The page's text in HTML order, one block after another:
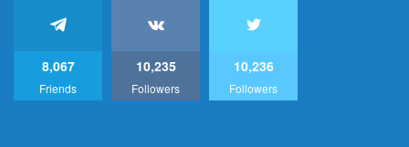
8,067
Friends
10,235
Followers
10,236
Followers